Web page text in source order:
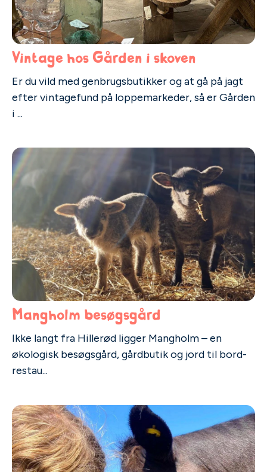
Vintage hos Gården i skoven
Er du vild med genbrugsbutikker og at gå på jagt
efter vintagefund på loppemarkeder, så er Gården
i ...
Mangholm besøgsgård
Ikke langt fra Hillerød ligger Mangholm – en
økologisk besøgsgård, gårdbutik og jord til bord-
restau...